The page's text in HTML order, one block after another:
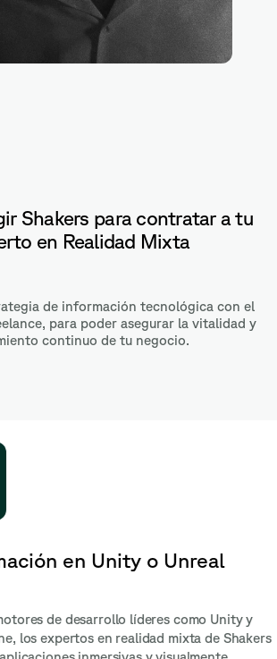
Shakers para contratar a tu
en Realidad Mixta
de información tecnológica con el
para poder asegurar la vitalidad y
continuo de tu negocio.
en Unity o Unreal
de desarrollo líderes como Unity y
expertos en realidad mixta de Shakers